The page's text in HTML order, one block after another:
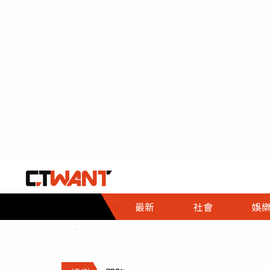
::: 最新 社會
社會首頁
時事
調查
娛樂
娛樂首頁
即時
財經首頁
熱線
政